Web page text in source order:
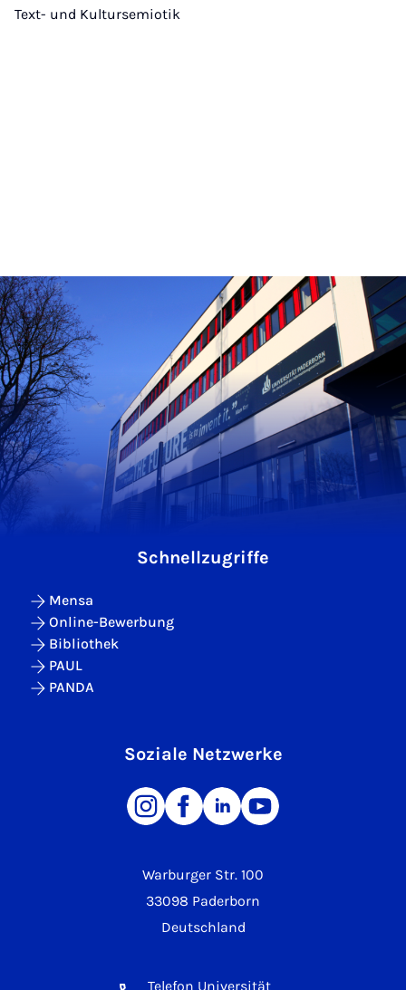
Text- und Kultursemiotik
Warburger Str. 100
33098 Paderborn
Deutschland
Telefon Universität
Schnellzugriffe
Mensa
Online-Bewerbung
Bibliothek
PAUL
PANDA
Soziale Netzwerke